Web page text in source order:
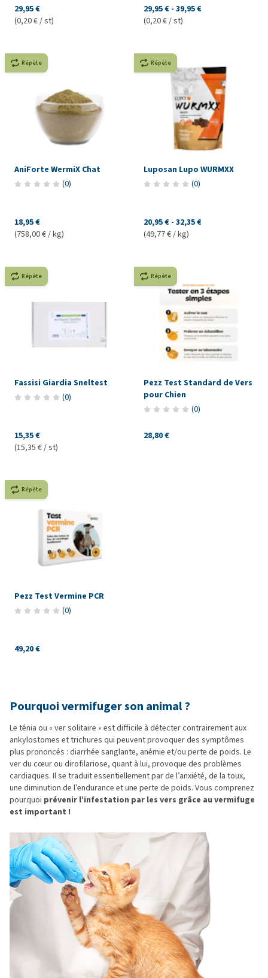
29,95 €
(0,20 € / st)
29,95 € - 39,95 €
(0,20 € / st)
Répète
AniForte WermiX Chat
(0)
18,95 €
(758,00 € / kg)
Répète
Luposan Lupo WURMXX
(0)
20,95 € - 32,35 €
(49,77 € / kg)
Répète
Fassisi Giardia Sneltest
(0)
15,35 €
(15,35 € / st)
Répète
Pezz Test Standard de Vers
pour Chien
(0)
28,80 €
Répète
Pezz Test Vermine PCR
(0)
49,20 €
Pourquoi vermifuger son animal ?
Le ténia ou « ver solitaire » est difficile à détecter contrairement aux
ankylostomes et trichures qui peuvent provoquer des symptômes
plus prononcés : diarrhée sanglante, anémie et/ou perte de poids. Le
ver du cœur ou dirofilariose, quant à lui, provoque des problèmes
cardiaques. Il se traduit essentiellement par de l’anxiété, de la toux,
une diminution de l’endurance et une perte de poids. Vous comprenez
pourquoi prévenir l’infestation par les vers grâce au vermifuge
est important !